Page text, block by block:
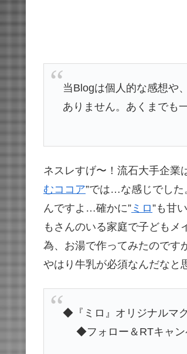
当Blogは個人的な感想や
ありません。あくまでも
ネスレすげ〜！流石大手企業
むココア”では…な感じでした
んですよ…確かに” ミロ”も甘
もさんのいる家庭で子ども
為、お湯で作ってみたので
やはり牛乳が必須なんだなと
◆『ミロ』オリジナルマ
◆フォロー＆RTキャ